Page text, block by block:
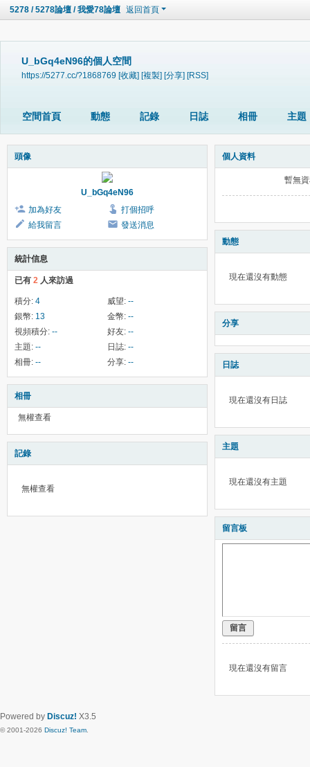
5278 / 5278論壇 / 我愛78論壇 返回首頁
U_bGq4eN96的個人空間
https://5277.cc/?1868769 [收藏] [複製] [分享] [RSS]
空間首頁 動態 記錄 日誌 相冊 主題
頭像
U_bGq4eN96
加為好友
打個招呼
給我留言
發送消息
統計信息
已有 2 人來訪過
積分: 4 威望: --
銀幣: 13 金幣: --
視頻積分: -- 好友: --
主題: -- 日誌: --
相冊: -- 分享: --
相冊
無權查看
記錄
無權查看
個人資料
暫無
動態
現在還沒有動態
分享
日誌
現在還沒有日誌
主題
現在還沒有主題
留言板
留言
現在還沒有留言
Powered by Discuz! X3.5
© 2001-2026 Discuz! Team